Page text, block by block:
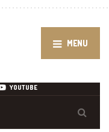
MENU
YOUTUBE